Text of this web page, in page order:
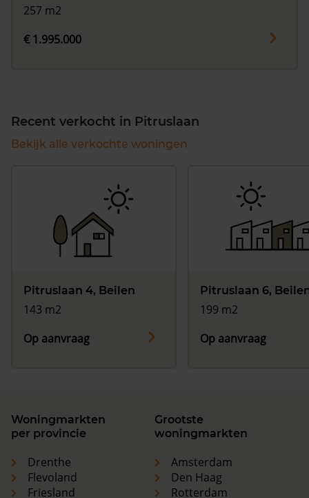
257 m2
€ 1.995.000
Recent verkocht in Pitruslaan
Bekijk alle verkochte woningen
Pitruslaan 4, Beilen
143 m2
Op aanvraag
Pitruslaan 6,
199 m2
Op aanvraag
Woningmarkten
per provincie
Drenthe
Flevoland
Friesland
Grootste
woningmarkten
Amsterdam
Den Haag
Rotterdam